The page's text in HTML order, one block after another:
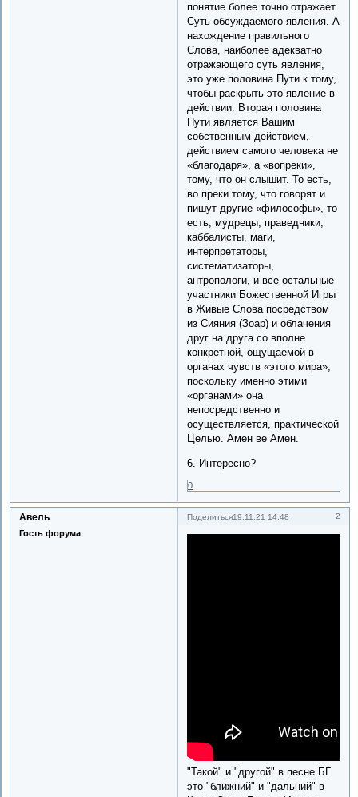
понятие более точно отражает
Суть обсуждаемого явления. А
нахождение правильного
Слова, наиболее адекватно
отражающего суть явления,
это уже половина Пути к тому,
чтобы раскрыть это явление в
действии. Вторая половина
Пути является Вашим
собственным действием,
действием самого человека не
«благодаря», а «вопреки»,
тому, что он слышит. То есть,
во преки тому, что говорят и
пишут другие «философы», то
есть, мудрецы, праведники,
каббалисты, маги,
интерпретаторы,
систематизаторы,
антропологи, и все остальные
участники Божественной Игры
в Живые Слова посредством
из Сияния (Зоар) и облачения
друг на друга со вполне
конкретной, ощущаемой в
органах чувств «этого мира»,
поскольку именно этими
«органами» она
непосредственно и
осуществляется, практической
Целью. Амен ве Амен.
6. Интересно?
0
Поделиться 2
19.11.21 14:48
Авель
Гость форума
"Такой" и "другой" в песне БГ
это "ближний" и "дальний" в